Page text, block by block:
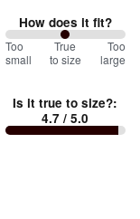
How does it fit?
100
between
small
and
Too
small
True
to size
Too
large
Is it true to size?:
4.7 / 5.0